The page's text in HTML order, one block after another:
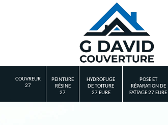
COUVREUR
27
PEINTURE
RÉSINE
27
HYDROFUGE
DE TOITURE
27 EURE
POSE ET
RÉPARATION DE
FAÎTAGE 27 EURE